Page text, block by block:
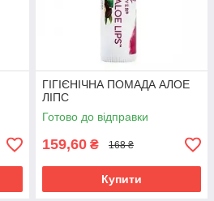
ГІГІЄНІЧНА ПОМАДА АЛОЕ
ЛІПС
Готово до відправки
159,60 ₴ 168 ₴
Купити